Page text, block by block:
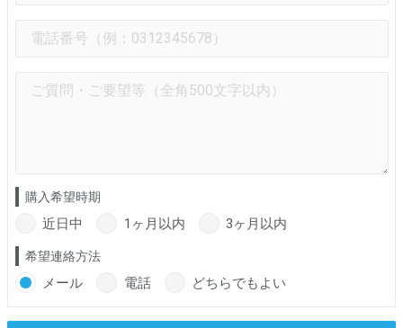
購入希望時期
近日中 1ヶ月以内 3ヶ月以内
希望連絡方法
メール 電話 どちらでもよい